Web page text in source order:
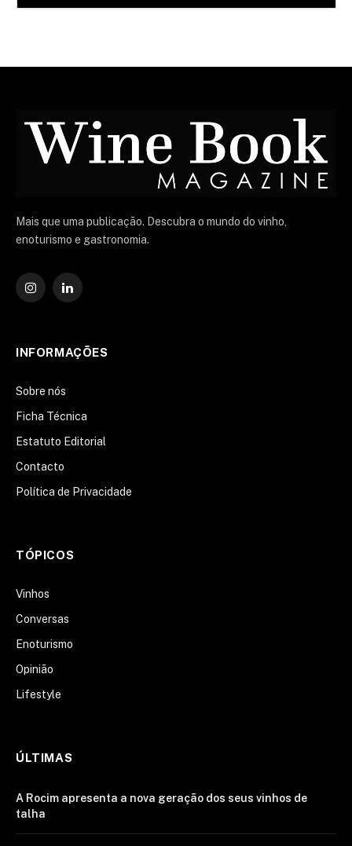
Mais que uma publicação. Descubra o mundo do vinho,
enoturismo e gastronomia.
Instagram
O
INFORMAÇÕES
Sobre nós
Ficha Técnica
Estatuto Editorial
Contacto
Política de Privacidade
TÓPICOS
Vinhos
Conversas
Enoturismo
Opinião
Lifestyle
ÚLTIMAS
A Rocim apresenta a nova geração dos seus vinhos de
talha